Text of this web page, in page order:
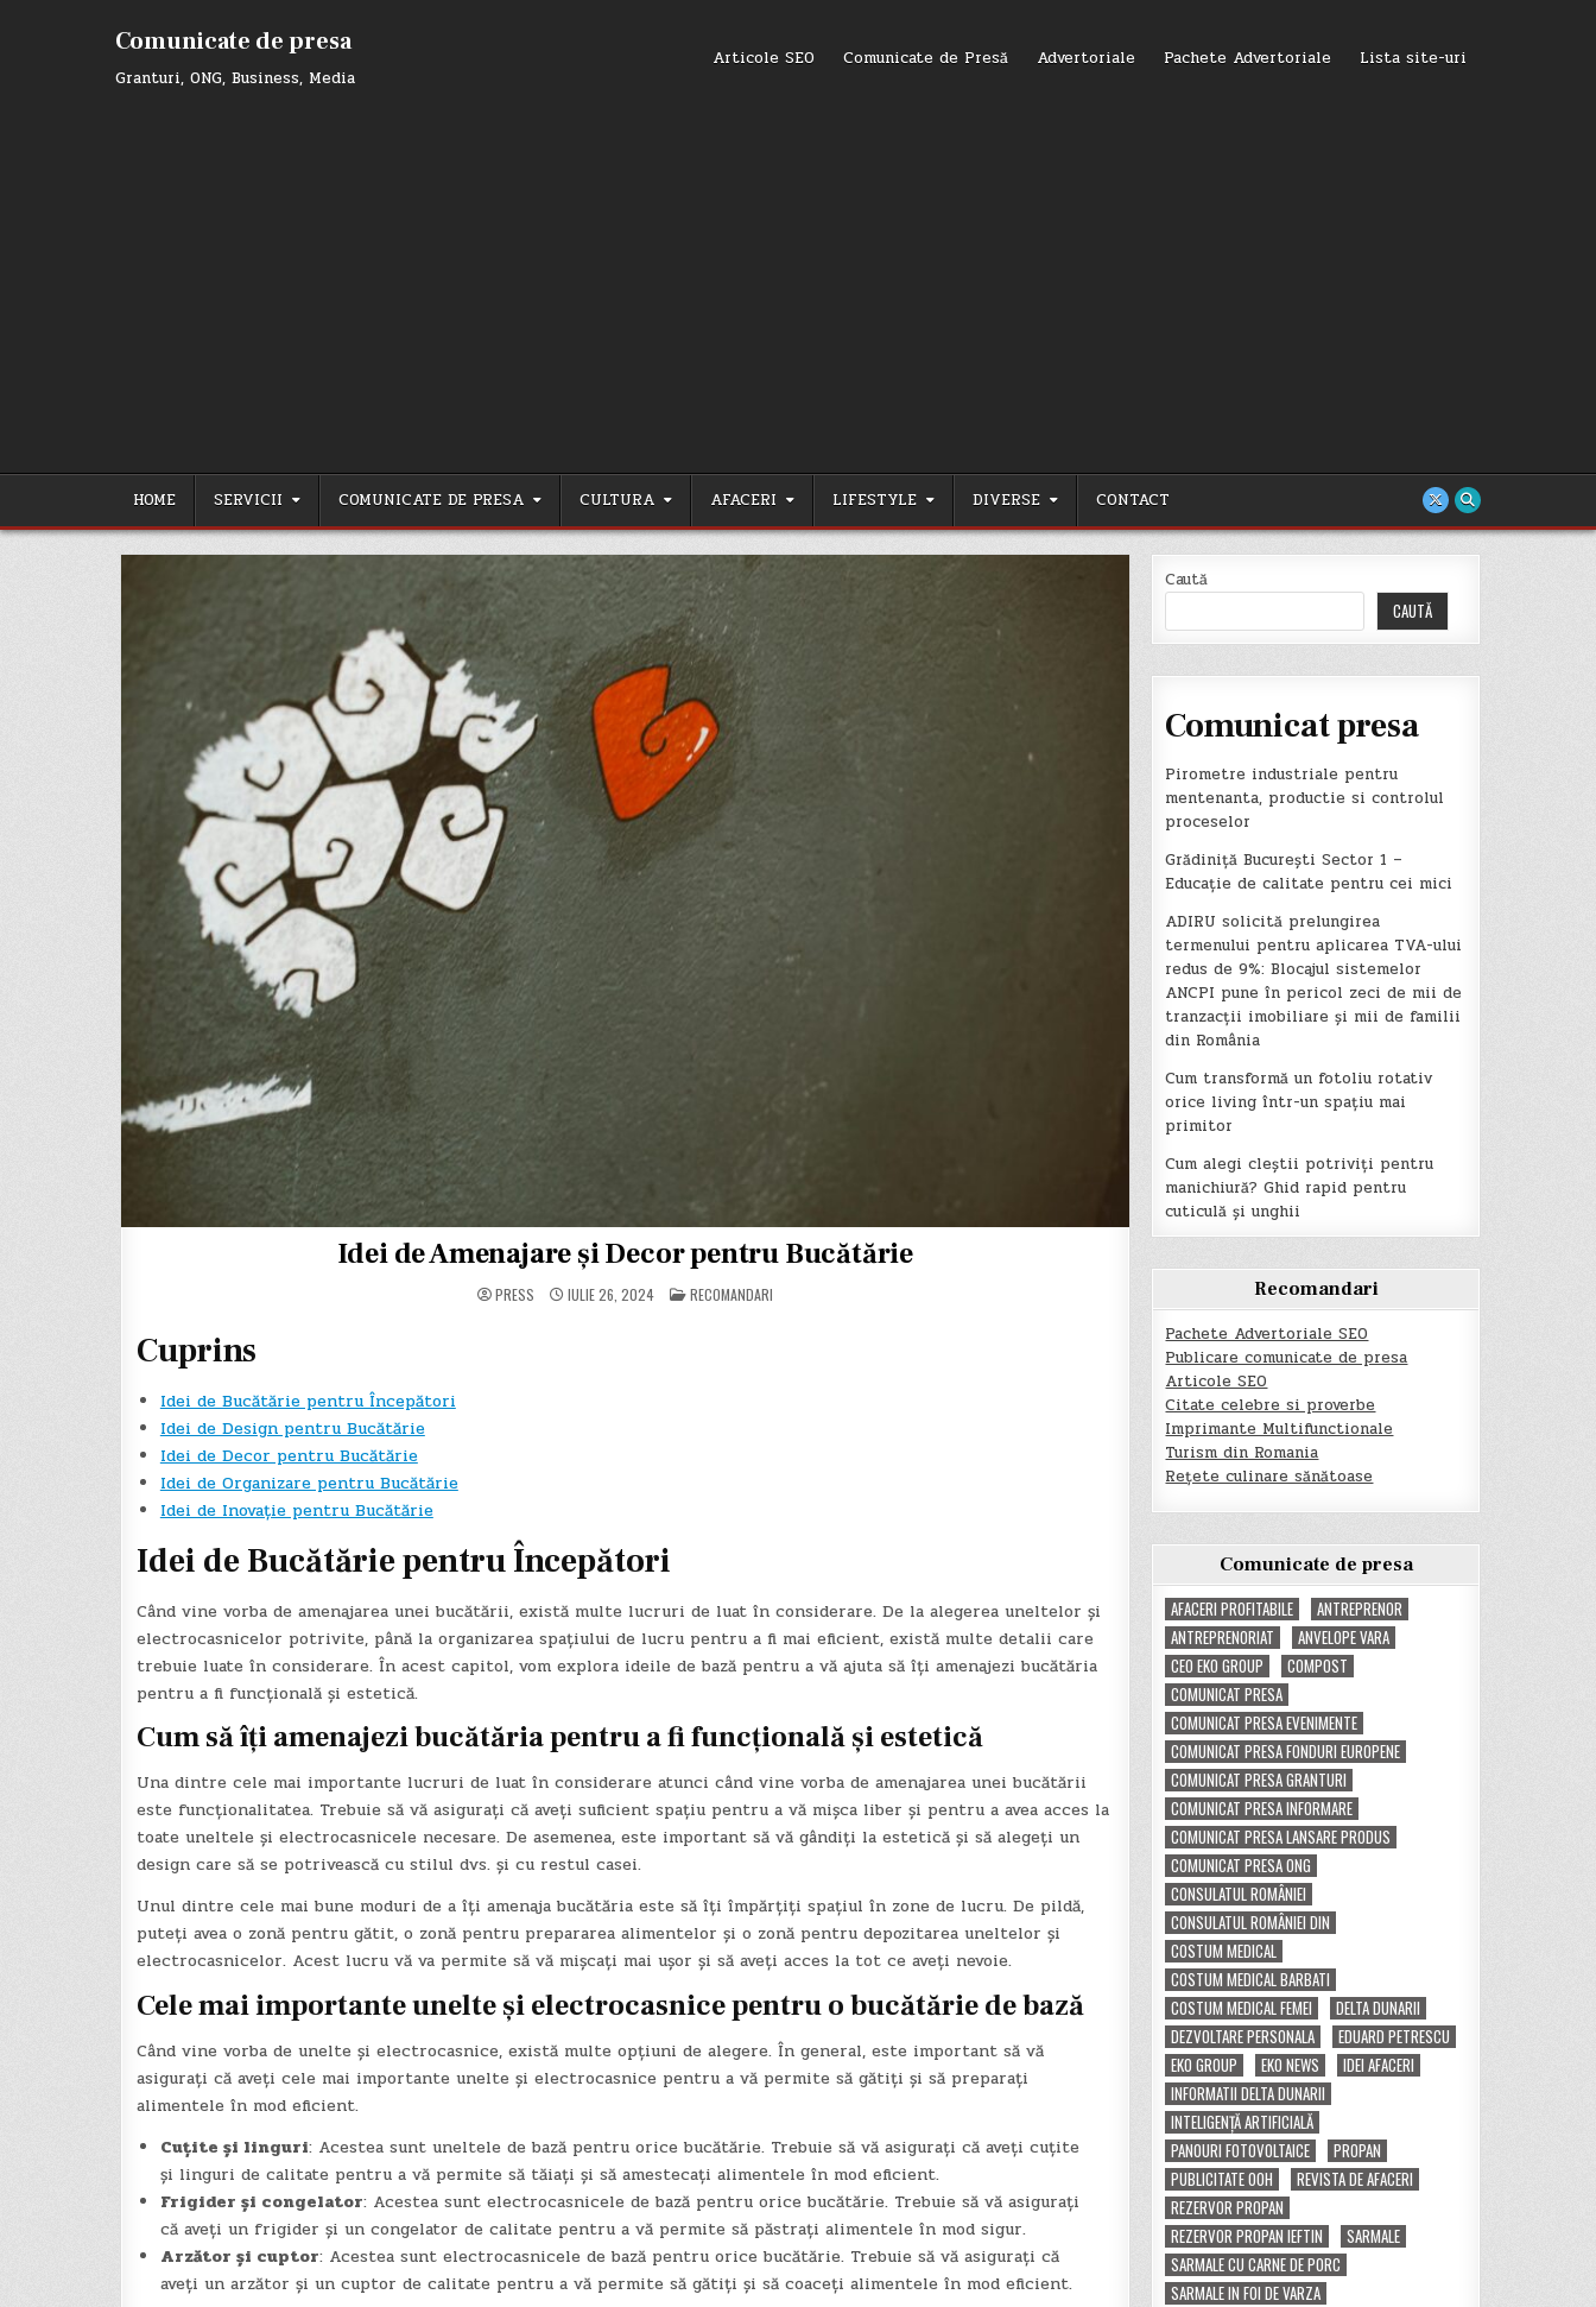
Comunicate de presa
Granturi, ONG, Business, Media
Articole SEO Comunicate de Presă Advertoriale Pachete Advertoriale Lista site-uri
HOME SERVICII COMUNICATE DE PRESA CULTURA AFACERI LIFESTYLE DIVERSE CONTACT
Idei de Amenajare și Decor pentru Bucătărie
PRESS IULIE 26, 2024 POSTED
IN
RECOMANDARI
Cuprins
Idei de Bucătărie pentru Începători
Idei de Design pentru Bucătărie
Idei de Decor pentru Bucătărie
Idei de Organizare pentru Bucătărie
Idei de Inovație pentru Bucătărie
Idei de Bucătărie pentru Începători
Când vine vorba de amenajarea unei bucătării, există multe lucruri de luat în considerare. De la alegerea uneltelor și
electrocasnicelor potrivite, până la organizarea spațiului de lucru pentru a fi mai eficient, există multe detalii care
trebuie luate în considerare. În acest capitol, vom explora ideile de bază pentru a vă ajuta să îți amenajezi bucătăria
pentru a fi funcțională și estetică.
Cum să îți amenajezi bucătăria pentru a fi funcțională și estetică
Una dintre cele mai importante lucruri de luat în considerare atunci când vine vorba de amenajarea unei bucătării
este funcționalitatea. Trebuie să vă asigurați că aveți suficient spațiu pentru a vă mișca liber și pentru a avea acces la
toate uneltele și electrocasnicele necesare. De asemenea, este important să vă gândiți la estetică și să alegeți un
design care să se potrivească cu stilul dvs. și cu restul casei.
Unul dintre cele mai bune moduri de a îți amenaja bucătăria este să îți împărțiți spațiul în zone de lucru. De pildă,
puteți avea o zonă pentru gătit, o zonă pentru prepararea alimentelor și o zonă pentru depozitarea uneltelor și
electrocasnicelor. Acest lucru vă va permite să vă mișcați mai ușor și să aveți acces la tot ce aveți nevoie.
Cele mai importante unelte și electrocasnice pentru o bucătărie de bază
Când vine vorba de unelte și electrocasnice, există multe opțiuni de alegere. În general, este important să vă
asigurați că aveți cele mai importante unelte și electrocasnice pentru a vă permite să gătiți și să preparați
alimentele în mod eficient.
Cuțite și linguri: Acestea sunt uneltele de bază pentru orice bucătărie. Trebuie să vă asigurați că aveți cuțite
și linguri de calitate pentru a vă permite să tăiați și să amestecați alimentele în mod eficient.
Frigider și congelator: Acestea sunt electrocasnicele de bază pentru orice bucătărie. Trebuie să vă asigurați
că aveți un frigider și un congelator de calitate pentru a vă permite să păstrați alimentele în mod sigur.
Arzător și cuptor: Acestea sunt electrocasnicele de bază pentru orice bucătărie. Trebuie să vă asigurați că
aveți un arzător și un cuptor de calitate pentru a vă permite să gătiți și să coaceți alimentele în mod eficient.
Caută
CAUTĂ
Comunicat presa
Pirometre industriale pentru
mentenanta, productie si controlul
proceselor
Grădiniță București Sector 1 –
Educație de calitate pentru cei mici
ADIRU solicită prelungirea
termenului pentru aplicarea TVA-ului
redus de 9%: Blocajul sistemelor
ANCPI pune în pericol zeci de mii de
tranzacții imobiliare și mii de familii
din România
Cum transformă un fotoliu rotativ
orice living într-un spațiu mai
primitor
Cum alegi cleștii potriviți pentru
manichiură? Ghid rapid pentru
cuticulă și unghii
Recomandari
Pachete Advertoriale SEO
Publicare comunicate de presa
Articole SEO
Citate celebre si proverbe
Imprimante Multifunctionale
Turism din Romania
Rețete culinare sănătoase
Comunicate de presa
AFACERI PROFITABILE
ANTREPRENOR
ANTREPRENORIAT
ANVELOPE VARA
CEO EKO GROUP
COMPOST
COMUNICAT PRESA
COMUNICAT PRESA EVENIMENTE
COMUNICAT PRESA FONDURI EUROPENE
COMUNICAT PRESA GRANTURI
COMUNICAT PRESA INFORMARE
COMUNICAT PRESA LANSARE PRODUS
COMUNICAT PRESA ONG
CONSULATUL ROMÂNIEI
CONSULATUL ROMÂNIEI DIN
COSTUM MEDICAL
COSTUM MEDICAL BARBATI
COSTUM MEDICAL FEMEI
DELTA DUNARII
DEZVOLTARE PERSONALA
EDUARD PETRESCU
EKO GROUP
EKO NEWS
IDEI AFACERI
INFORMATII DELTA DUNARII
INTELIGENȚĂ ARTIFICIALĂ
PANOURI FOTOVOLTAICE
PROPAN
PUBLICITATE OOH
REVISTA DE AFACERI
REZERVOR PROPAN
REZERVOR PROPAN IEFTIN
SARMALE
SARMALE CU CARNE DE PORC
SARMALE IN FOI DE VARZA